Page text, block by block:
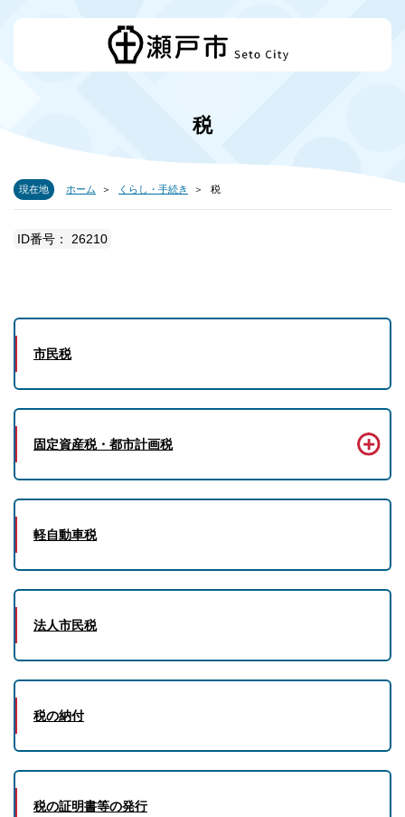
税
現在地 ホーム くらし・手続き 税
ID番号： 26210
市民税
固定資産税・都市計画税
軽自動車税
法人市民税
税の納付
税の証明書等の発行